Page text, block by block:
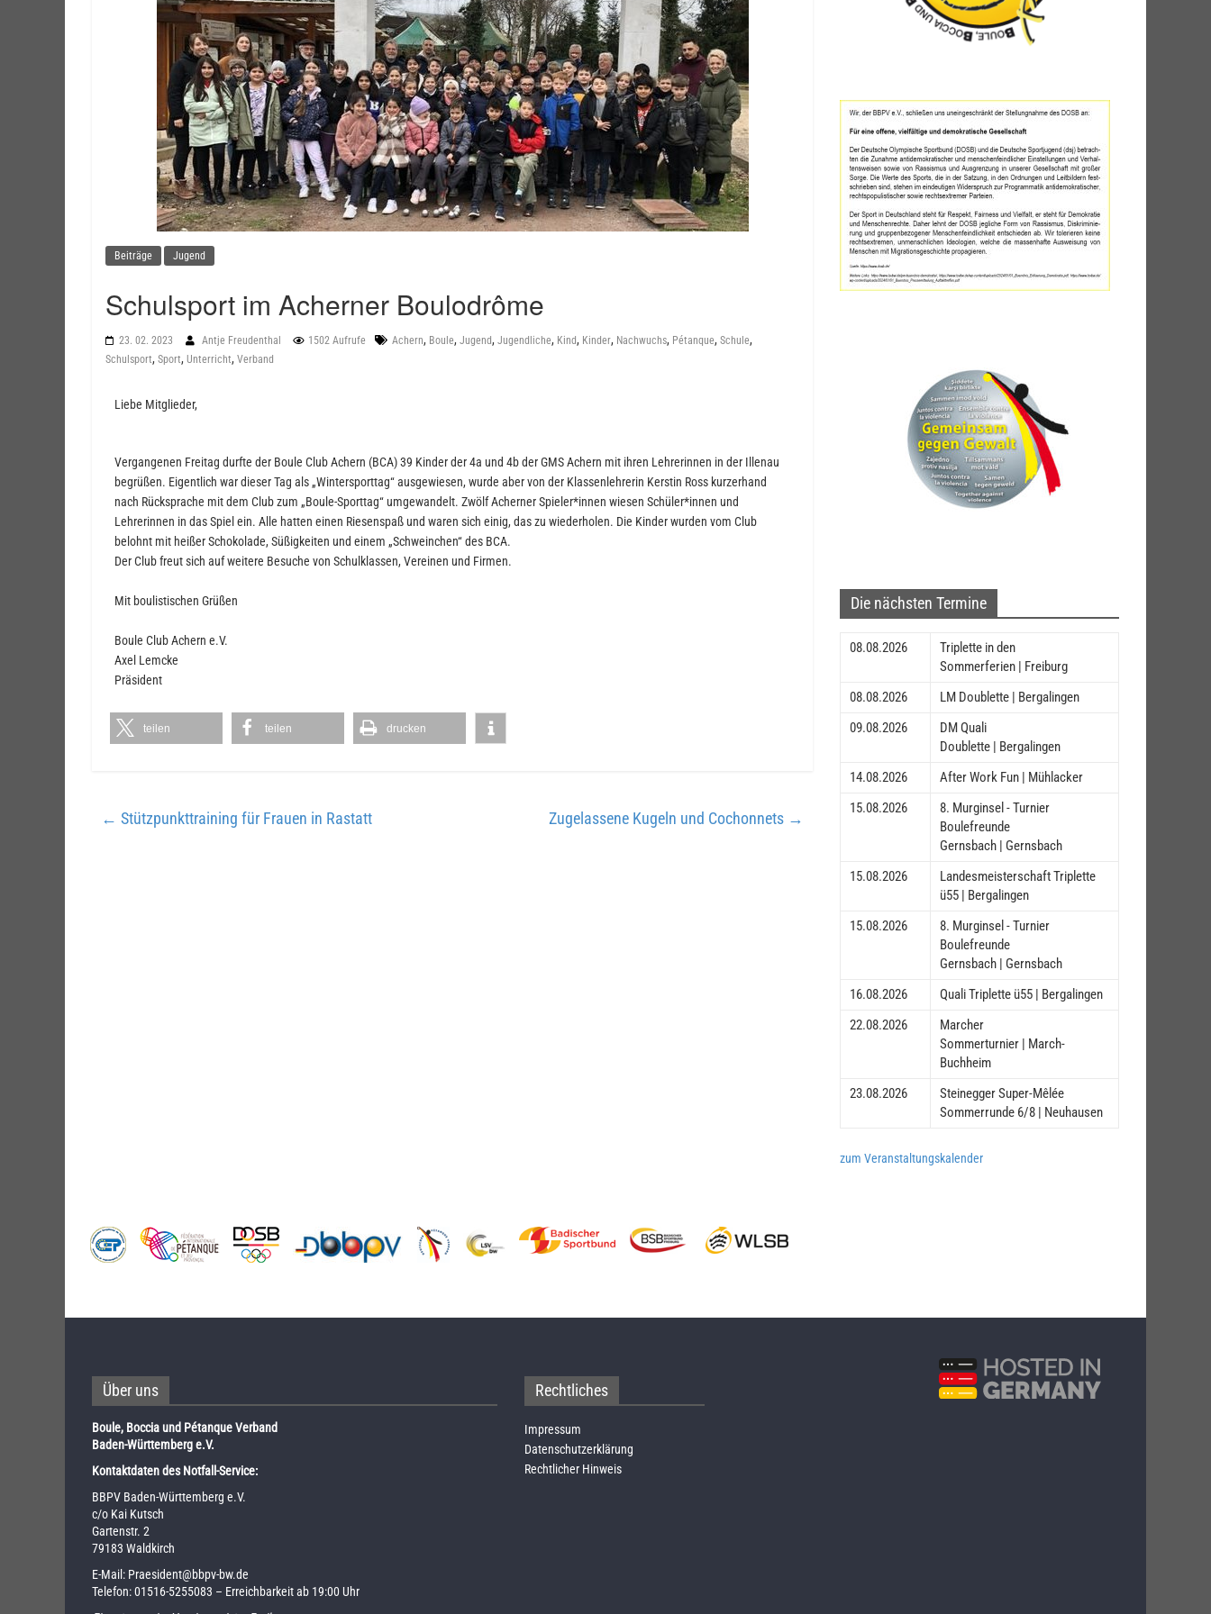
Beiträge Jugend
Schulsport im Acherner Boulodrôme
23. 02. 2023 Antje Freudenthal 1502 Aufrufe Achern, Boule, Jugend, Jugendliche, Kind, Kinder, Nachwuchs, Pétanque, Schule,
Schulsport, Sport, Unterricht, Verband
Liebe Mitglieder,
Vergangenen Freitag durfte der Boule Club Achern (BCA) 39 Kinder der 4a und 4b der GMS Achern mit ihren Lehrerinnen in der Illenau
begrüßen. Eigentlich war dieser Tag als „Wintersporttag“ ausgewiesen, wurde aber von der Klassenlehrerin Kerstin Ross kurzerhand
nach Rücksprache mit dem Club zum „Boule-Sporttag“ umgewandelt. Zwölf Acherner Spieler*innen wiesen Schüler*innen und
Lehrerinnen in das Spiel ein. Alle hatten einen Riesenspaß und waren sich einig, das zu wiederholen. Die Kinder wurden vom Club
belohnt mit heißer Schokolade, Süßigkeiten und einem „Schweinchen“ des BCA.
Der Club freut sich auf weitere Besuche von Schulklassen, Vereinen und Firmen.
Mit boulistischen Grüßen
Boule Club Achern e.V.
Axel Lemcke
Präsident
teilen teilen drucken
← Stützpunkttraining für Frauen in Rastatt Zugelassene Kugeln und Cochonnets →
Die nächsten Termine
08.08.2026
Triplette in den
Sommerferien | Freiburg
08.08.2026
LM Doublette | Bergalingen
09.08.2026
DM Quali
Doublette | Bergalingen
14.08.2026
After Work Fun | Mühlacker
15.08.2026
8. Murginsel - Turnier
Boulefreunde
Gernsbach | Gernsbach
15.08.2026
Landesmeisterschaft Triplette
ü55 | Bergalingen
15.08.2026
8. Murginsel - Turnier
Boulefreunde
Gernsbach | Gernsbach
16.08.2026
Quali Triplette ü55 | Bergalingen
22.08.2026
Marcher
Sommerturnier | March-
Buchheim
23.08.2026
Steinegger Super-Mêlée
Sommerrunde 6/8 | Neuhausen
zum Veranstaltungskalender
Über uns
Boule, Boccia und Pétanque Verband
Baden-Württemberg e.V.
Kontaktdaten des Notfall-Service:
BBPV Baden-Württemberg e.V.
c/o Kai Kutsch
Gartenstr. 2
79183 Waldkirch
E-Mail: Praesident@bbpv-bw.de
Telefon:01516-5255083 – Erreichbarkeit ab 19:00 Uhr
Rechtliches
Impressum
Datenschutzerklärung
Rechtlicher Hinweis